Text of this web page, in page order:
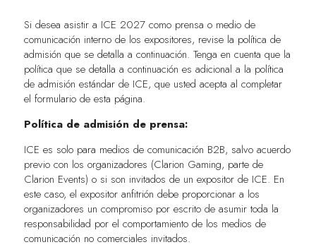
Si desea asistir a ICE 2027 como prensa o medio de
comunicación interno de los expositores, revise la política de
admisión que se detalla a continuación. Tenga en cuenta que la
política que se detalla a continuación es adicional a la política
de admisión estándar de ICE, que usted acepta al completar
el formulario de esta página.
Política de admisión de prensa:
ICE es solo para medios de comunicación B2B, salvo acuerdo
previo con los organizadores (Clarion Gaming, parte de
Clarion Events) o si son invitados de un expositor de ICE. En
este caso, el expositor anfitrión debe proporcionar a los
organizadores un compromiso por escrito de asumir toda la
responsabilidad por el comportamiento de los medios de
comunicación no comerciales invitados.